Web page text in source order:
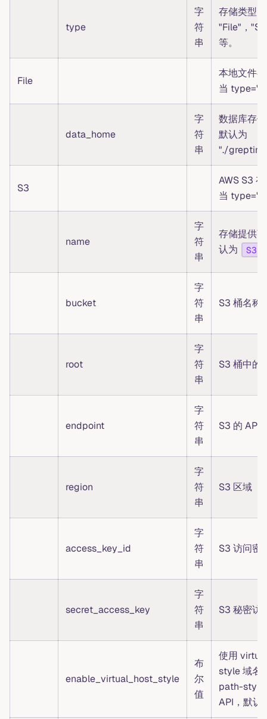
type
字
符
串
存储类型
"File"，
等。
File
本地文件
当
data_home
字
符
串
数据库存
默认为
"./
S3
AWS S3
当
name
字
符
串
存储提供
认为
S3
bucket
字
符
串
S3 桶名称
root
字
符
串
S3 桶中的
endpoint
字
符
串
S3 的 API
region
字
符
串
S3 区域
access_key_id
字
符
串
S3 访问密
secret_access_key
字
符
串
S3 秘密访
enable_virtual_host_style
布
尔
值
使用
style 域名
path-style
API，默认